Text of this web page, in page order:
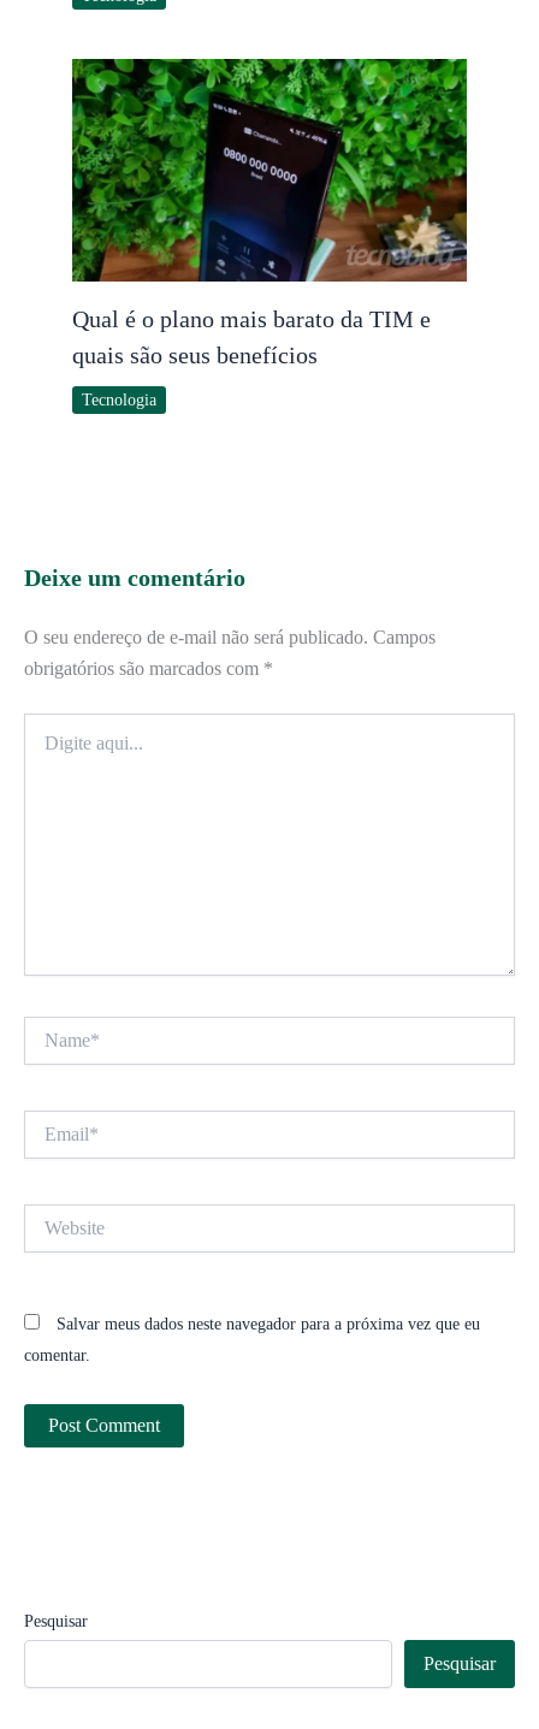
Qual é o plano mais barato da TIM e
quais são seus benefícios
Tecnologia
Deixe um comentário
O seu endereço de e-mail não será publicado. Campos
obrigatórios são marcados com *
aqui...
Salvar meus dados neste navegador para a próxima vez que eu
comentar.
Pesquisar
Pesquisar